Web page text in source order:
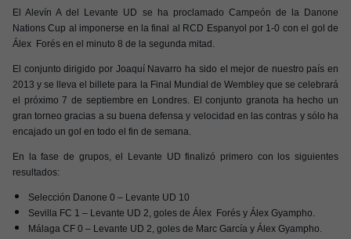
El Alevín A del Levante UD se ha proclamado Campeón de la Danone
Nations Cup al imponerse en la final al RCD Espanyol por 1-0 con el gol de
Álex Forés en el minuto 8 de la segunda mitad.
El conjunto dirigido por Joaquí Navarro ha sido el mejor de nuestro país en
2013 y se lleva el billete para la Final Mundial de Wembley que se celebrará
el próximo 7 de septiembre en Londres. El conjunto granota ha hecho un
gran torneo gracias a su buena defensa y velocidad en las contras y sólo ha
encajado un gol en todo el fin de semana.
En la fase de grupos, el Levante UD finalizó primero con los siguientes
resultados:
Selección Danone 0 – Levante UD 10
Sevilla FC 1 – Levante UD 2, goles de Álex Forés y Álex Gyampho.
Málaga CF 0 – Levante UD 2, goles de Marc García y Álex Gyampho.